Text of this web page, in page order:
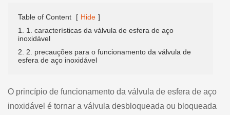
Table of Content [ Hide ]
1. 1. características da válvula de esfera de aço
inoxidável
2. 2. precauções para o funcionamento da válvula de
esfera de aço inoxidável
O princípio de funcionamento da válvula de esfera de aço
inoxidável é tornar a válvula desbloqueada ou bloqueada